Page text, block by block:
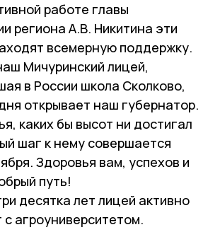
работе главы
региона А.В. Никитина эти
всемерную поддержку.
Мичуринский лицей,
в России школа Сколково,
открывает наш губернатор.
каких бы высот ни достигал
шаг к нему совершается
Здоровья вам, успехов и
путь!
десятка лет лицей активно
агроуниверситетом.